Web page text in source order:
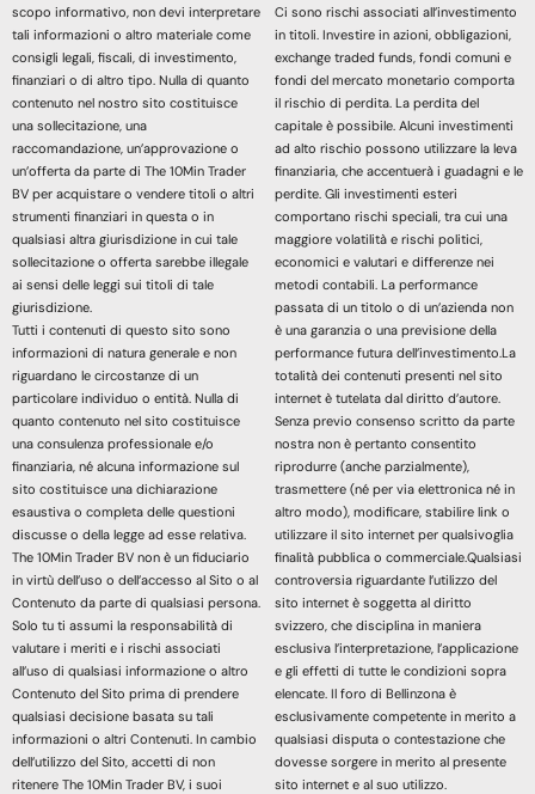
scopo informativo, non devi interpretare
tali informazioni o altro materiale come
consigli legali, fiscali, di investimento,
finanziari o di altro tipo. Nulla di quanto
contenuto nel nostro sito costituisce
una sollecitazione, una
raccomandazione, un’approvazione o
un’offerta da parte di The 10Min Trader
BV per acquistare o vendere titoli o altri
strumenti finanziari in questa o in
qualsiasi altra giurisdizione in cui tale
sollecitazione o offerta sarebbe illegale
ai sensi delle leggi sui titoli di tale
giurisdizione.
Tutti i contenuti di questo sito sono
informazioni di natura generale e non
riguardano le circostanze di un
particolare individuo o entità. Nulla di
quanto contenuto nel sito costituisce
una consulenza professionale e/o
finanziaria, né alcuna informazione sul
sito costituisce una dichiarazione
esaustiva o completa delle questioni
discusse o della legge ad esse relativa.
The 10Min Trader BV non è un fiduciario
in virtù dell’uso o dell’accesso al Sito o al
Contenuto da parte di qualsiasi persona.
Solo tu ti assumi la responsabilità di
valutare i meriti e i rischi associati
all’uso di qualsiasi informazione o altro
Contenuto del Sito prima di prendere
qualsiasi decisione basata su tali
informazioni o altri Contenuti. In cambio
dell’utilizzo del Sito, accetti di non
ritenere The 10Min Trader BV, i suoi
Ci sono rischi associati all’investimento
in titoli. Investire in azioni, obbligazioni,
exchange traded funds, fondi comuni e
fondi del mercato monetario comporta
il rischio di perdita. La perdita del
capitale è possibile. Alcuni investimenti
ad alto rischio possono utilizzare la leva
finanziaria, che accentuerà i guadagni e le
perdite. Gli investimenti esteri
comportano rischi speciali, tra cui una
maggiore volatilità e rischi politici,
economici e valutari e differenze nei
metodi contabili. La performance
passata di un titolo o di un’azienda non
è una garanzia o una previsione della
performance futura dell’investimento.La
totalità dei contenuti presenti nel sito
internet è tutelata dal diritto d’autore.
Senza previo consenso scritto da parte
nostra non è pertanto consentito
riprodurre (anche parzialmente),
trasmettere (né per via elettronica né in
altro modo), modificare, stabilire link o
utilizzare il sito internet per qualsivoglia
finalità pubblica o commerciale.Qualsiasi
controversia riguardante l’utilizzo del
sito internet è soggetta al diritto
svizzero, che disciplina in maniera
esclusiva l’interpretazione, l’applicazione
e gli effetti di tutte le condizioni sopra
elencate. Il foro di Bellinzona è
esclusivamente competente in merito a
qualsiasi disputa o contestazione che
dovesse sorgere in merito al presente
sito internet e al suo utilizzo.